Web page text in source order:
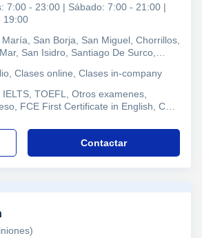
7:00 - 23:00 | Sábado: 7:00 - 21:00 |
19:00
San Borja, San Miguel, Chorrillos,
San Isidro, Santiago De Surco,
Clases online, Clases in-company
TOEFL, Otros examenes,
FCE First Certificate in English, CAE
Secundaria, Primaria, Coaching
Contactar